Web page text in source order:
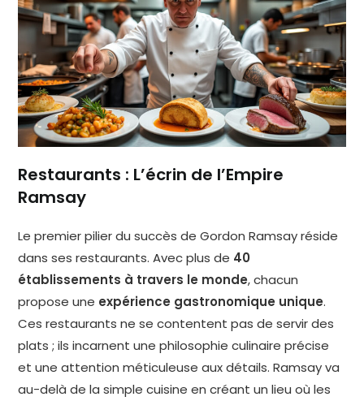
Restaurants : L’écrin de l’Empire
Ramsay
Le premier pilier du succès de Gordon Ramsay réside
dans ses restaurants. Avec plus de 40
établissements à travers le monde, chacun
propose une expérience gastronomique unique.
Ces restaurants ne se contentent pas de servir des
plats ; ils incarnent une philosophie culinaire précise
et une attention méticuleuse aux détails. Ramsay va
au-delà de la simple cuisine en créant un lieu où les